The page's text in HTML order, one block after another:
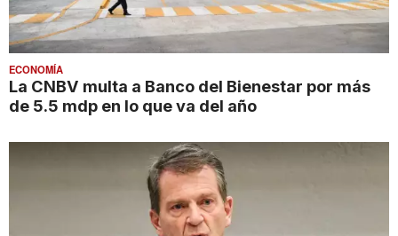
ECONOMÍA
La CNBV multa a Banco del Bienestar por más
de 5.5 mdp en lo que va del año